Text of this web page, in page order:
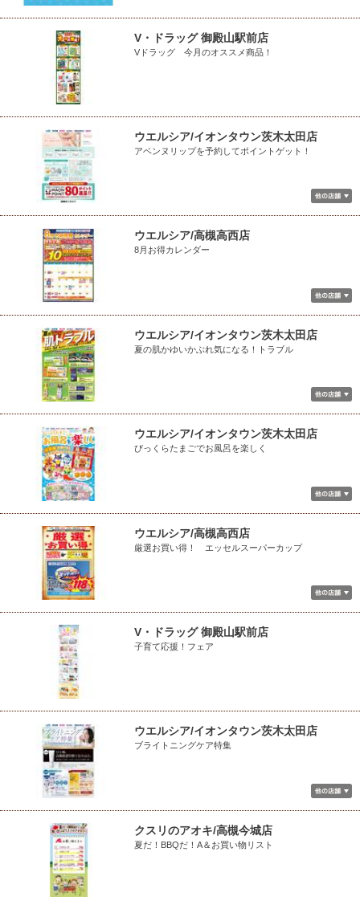
V・ドラッグ 御殿山駅前店
Vドラッグ 今月のオススメ商品！
ウエルシア/イオンタウン茨木太田店
アベンヌリップを予約してポイントゲット！
ウエルシア/高槻高西店
8月お得カレンダー
ウエルシア/イオンタウン茨木太田店
夏の肌かゆいかぶれ気になる！トラブル
ウエルシア/イオンタウン茨木太田店
びっくらたまごでお風呂を楽しく
ウエルシア/高槻高西店
厳選お買い得！ エッセルスーパーカップ
V・ドラッグ 御殿山駅前店
子育て応援！フェア
ウエルシア/イオンタウン茨木太田店
ブライトニングケア特集
クスリのアオキ/高槻今城店
夏だ！BBQだ！A＆お買い物リスト